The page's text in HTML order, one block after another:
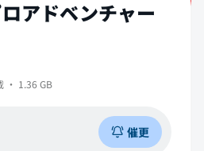
アドベンチャー
· 1.36 GB
催更